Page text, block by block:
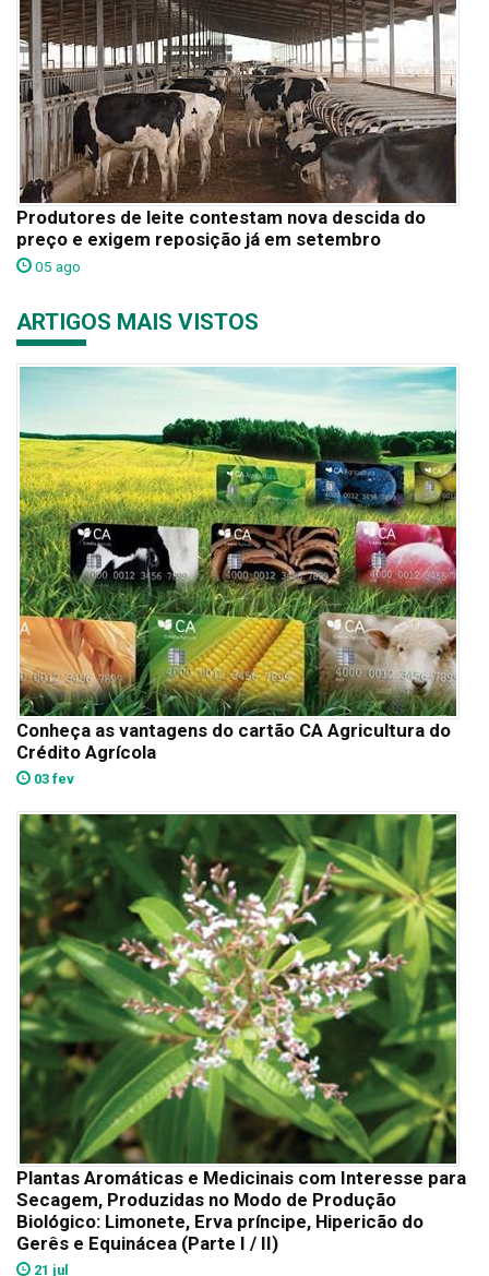
Produtores de leite contestam nova descida do
preço e exigem reposição já em setembro
05 ago
ARTIGOS MAIS VISTOS
Conheça as vantagens do cartão CA Agricultura do
Crédito Agrícola
03 fev
Plantas Aromáticas e Medicinais com Interesse para
Secagem, Produzidas no Modo de Produção
Biológico: Limonete, Erva príncipe, Hipericão do
Gerês e Equinácea (Parte I / II)
21 jul